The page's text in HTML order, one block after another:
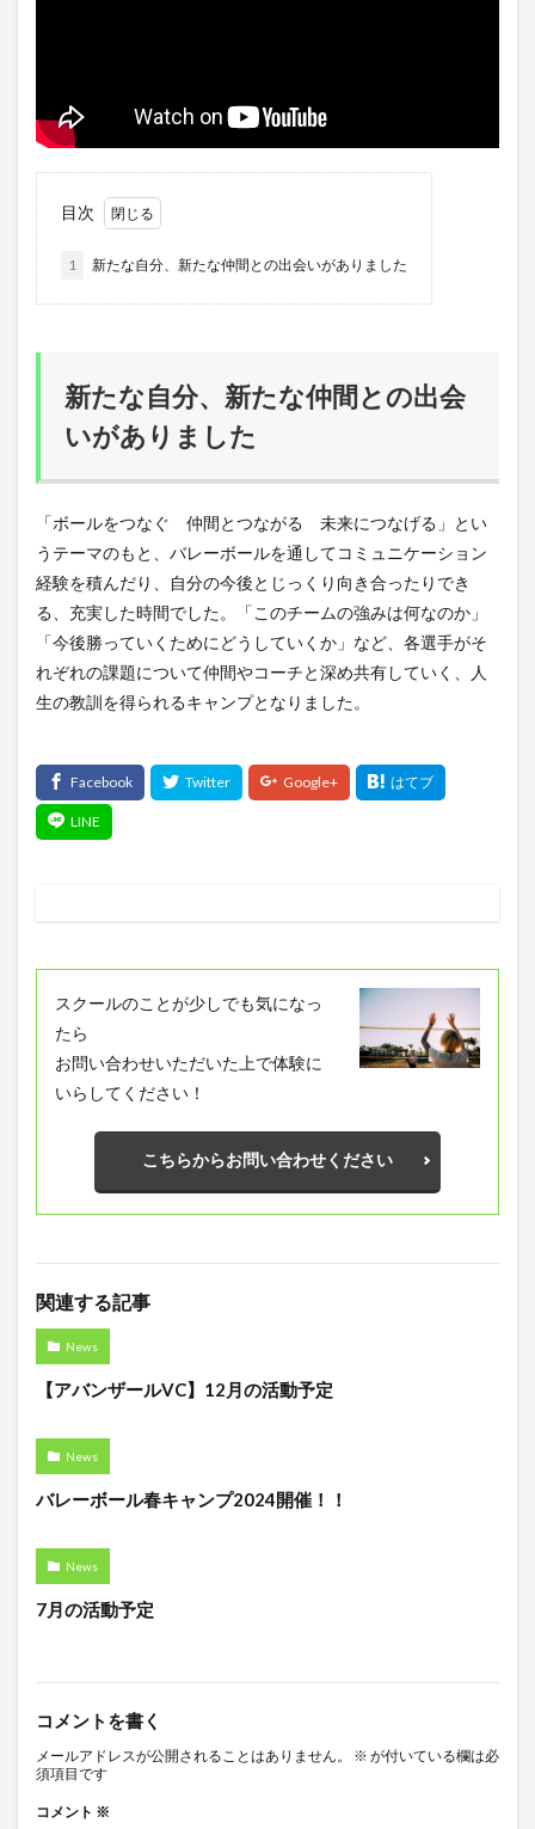
目次
1 新たな自分、新たな仲間との出会いがありました
新たな自分、新たな仲間との出会
いがありました
「ボールをつなぐ 仲間とつながる 未来につなげる」とい
うテーマのもと、バレーボールを通してコミュニケーション
経験を積んだり、自分の今後とじっくり向き合ったりでき
る、充実した時間でした。「このチームの強みは何なのか」
「今後勝っていくためにどうしていくか」など、各選手がそ
れぞれの課題について仲間やコーチと深め共有していく、人
生の教訓を得られるキャンプとなりました。
スクールのことが少しでも気になっ
たら
お問い合わせいただいた上で体験に
いらしてください！
こちらからお問い合わせください
関連する記事
News
【アバンザールVC】12月の活動予定
News
バレーボール春キャンプ2024開催！！
News
7月の活動予定
コメントを書く
メールアドレスが公開されることはありません。 ※ が付いている欄は必
須項目です
コメント ※